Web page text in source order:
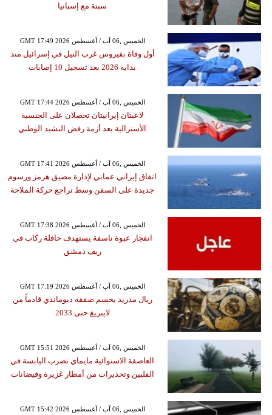
سبتة مع إسبانيا
GMT 17:49 2026 الخميس ,06 آب / أغسطس
أول وفاة بفيروس غرب النيل في إسرائيل منذ
بداية 2026 بعد تسجيل 10 إصابات
GMT 17:44 2026 الخميس ,06 آب / أغسطس
لاعبتان إيرانيتان تحصلان على الجنسية
الأسترالية بعد أزمة رفض النشيد الوطني
GMT 17:41 2026 الخميس ,06 آب / أغسطس
اتفاق إيراني عماني لإدارة مضيق هرمز ورسوم
جديدة على السفن وسط تراجع حركة الملاحة
GMT 17:38 2026 الخميس ,06 آب / أغسطس
انفجار عبوة ناسفة يستهدف حافلة ركاب في
ريف دمشق
GMT 17:19 2026 الخميس ,06 آب / أغسطس
ريال مدريد يحسم صفقة ديوماندي قادماً من
لايبزيغ حتى 2033
GMT 15:51 2026 الخميس ,06 آب / أغسطس
العاصفة الاستوائية مايماي تضرب اليابسة في
الفلبين وتحذيرات من أمطار غزيرة وفيضانات
GMT 15:42 2026 الخميس ,06 آب / أغسطس